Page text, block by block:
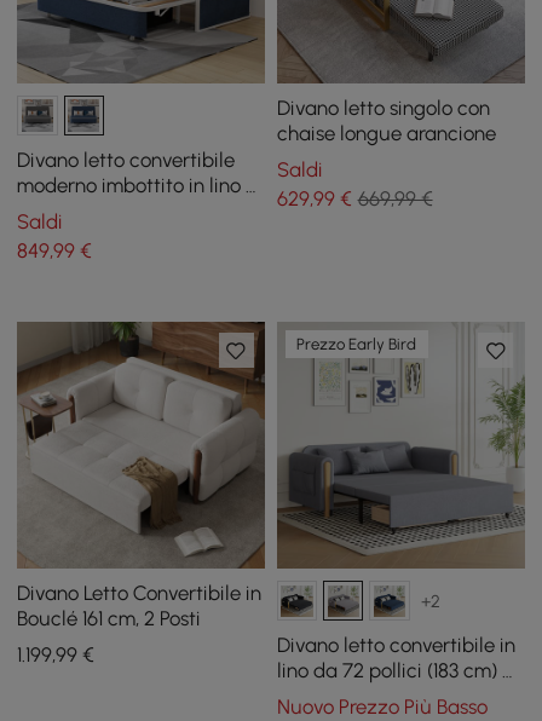
Divano letto convertibile
moderno imbottito in lino di
cotone blu da 72" con
contenitore
Saldi
849,99 €
Divano letto singolo con
chaise longue arancione
Saldi
629,99€ 669,99 €
Divano Letto Convertibile in
Bouclé 161 cm, 2 Posti
1.199,99 €
Prezzo Early Bird
+2
Divano letto convertibile in
lino da 72 pollici (183 cm) a
2 posti
Nuovo Prezzo Più Basso